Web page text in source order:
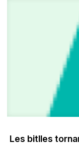
Les bitlles